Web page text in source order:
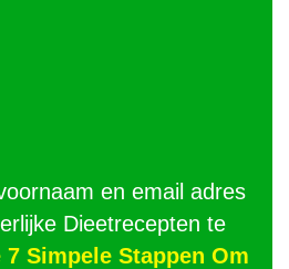
en email adres
Dieetrecepten te
7 Simpele Stappen Om